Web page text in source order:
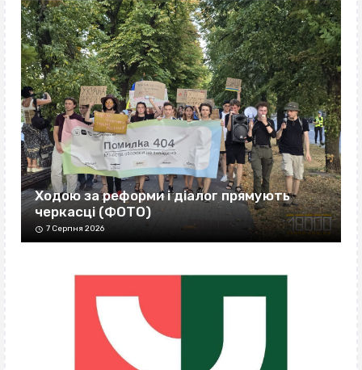
Ходою за реформи і діалог прямують
черкасці (ФОТО)
7 Серпня 2026